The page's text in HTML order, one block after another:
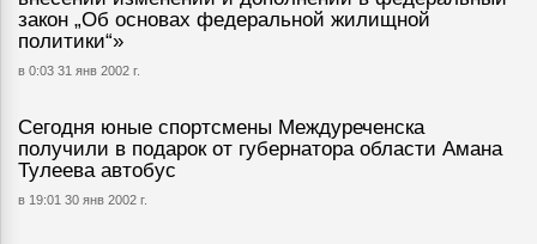
закон „Об основах федеральной жилищной
политики“»
в 0:03 31 янв 2002 г.
Сегодня юные спортсмены Междуреченска
получили в подарок от губернатора области Амана
Тулеева автобус
в 19:01 30 янв 2002 г.